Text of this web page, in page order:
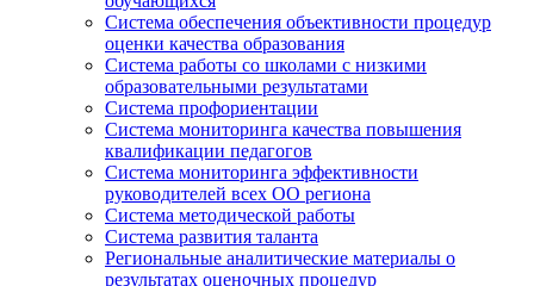
Система обеспечения объективности процедур
оценки качества образования
Система работы со школами с низкими
образовательными результатами
Система профориентации
Система мониторинга качества повышения
квалификации педагогов
Система мониторинга эффективности
руководителей всех ОО региона
Система методической работы
Система развития таланта
Региональные аналитические материалы о
результатах оценочных процедур